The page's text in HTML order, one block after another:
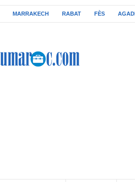
MARRAKECH RABAT FÈS